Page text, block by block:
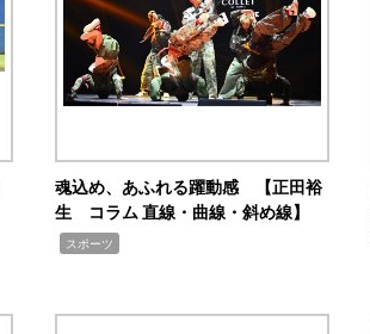
魂込め、あふれる躍動感 【正田裕
生 コラム 直線・曲線・斜め線】
スポーツ